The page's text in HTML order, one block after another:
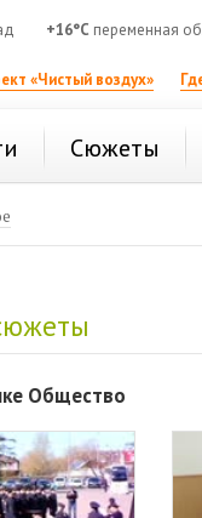
+16°C переменная
«Чистый воздух»
Сюжеты
Общество